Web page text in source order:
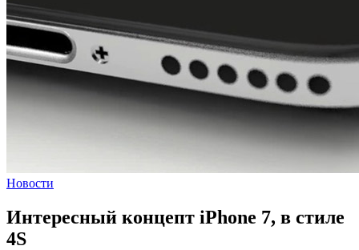
Новости
Интересный концепт iPhone 7, в стиле
4S